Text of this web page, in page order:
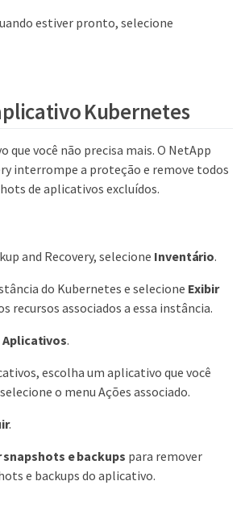
estiver pronto, selecione
Kubernetes
que você não precisa mais. O NetApp
interrompe a proteção e remove todos
de aplicativos excluídos.
and Recovery, selecione Inventário.
do Kubernetes e selecione Exibir
recursos associados a essa instância.
Aplicativos.
escolha um aplicativo que você
o menu Ações associado.
.
snapshots e backups para remover
e backups do aplicativo.